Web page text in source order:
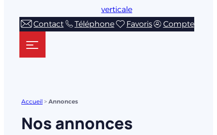
verticale
Contact Téléphone Favoris Compte
Accueil > Annonces
Nos annonces